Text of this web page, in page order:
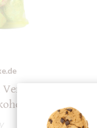
im